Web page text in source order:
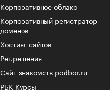
Корпоративное облако
Корпоративный регистратор
доменов
Хостинг сайтов
Рег.решения
Сайт знакомств podbor.ru
РБК Курсы